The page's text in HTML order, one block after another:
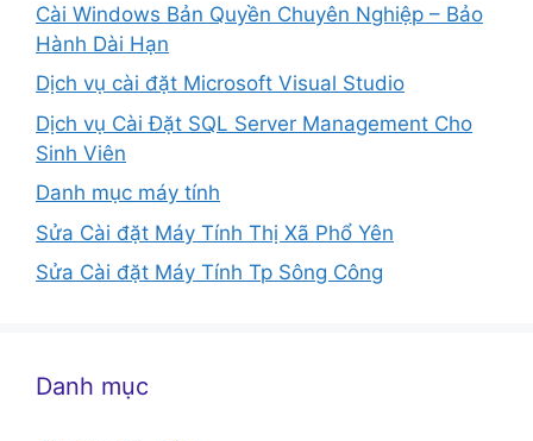
Cài Windows Bản Quyền Chuyên Nghiệp – Bảo
Hành Dài Hạn
Dịch vụ cài đặt Microsoft Visual Studio
Dịch vụ Cài Đặt SQL Server Management Cho
Sinh Viên
Danh mục máy tính
Sửa Cài đặt Máy Tính Thị Xã Phổ Yên
Sửa Cài đặt Máy Tính Tp Sông Công
Danh mục